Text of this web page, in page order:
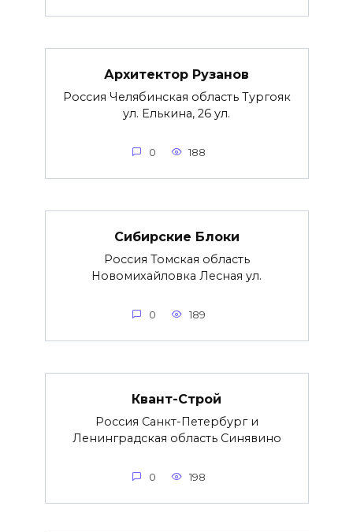
Архитектор Рузанов
Россия Челябинская область Тургояк
ул. Елькина, 26 ул.
0 188
Сибирские Блоки
Россия Томская область
Новомихайловка Лесная ул.
0 189
Квант-Строй
Россия Санкт-Петербург и
Ленинградская область Синявино
0 198